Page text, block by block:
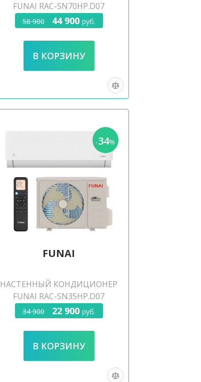
FUNAI RAC-SN70HP.D07
58 900 44 900 руб.
-34%
FUNAI
НАСТЕННЫЙ КОНДИЦИОНЕР
FUNAI RAC-SN35HP.D07
34 900 22 900 руб.